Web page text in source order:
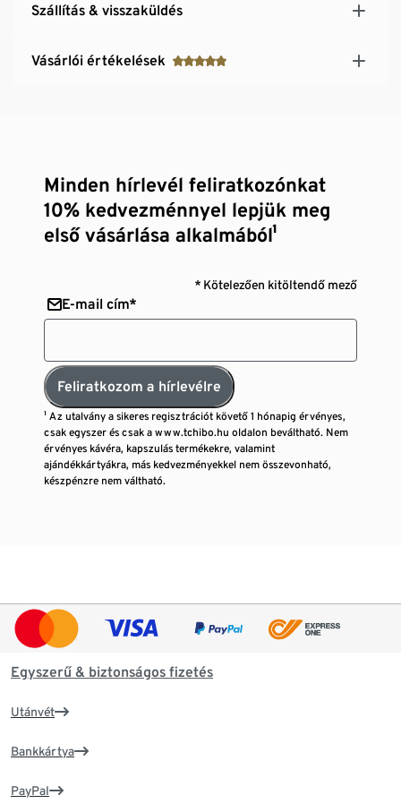
Szállítás & visszaküldés
Vásárlói értékelések
Minden hírlevél feliratkozónkat
10% kedvezménnyel lepjük meg
első vásárlása alkalmából¹
* Kötelezően kitöltendő mező
E-mail cím*
Feliratkozom a hírlevélre
¹ Az utalvány a sikeres regisztrációt követő 1 hónapig érvényes,
csak egyszer és csak a www.tchibo.hu oldalon beváltható. Nem
érvényes kávéra, kapszulás termékekre, valamint
ajándékkártyákra, más kedvezményekkel nem összevonható,
készpénzre nem váltható.
Egyszerű & biztonságos fizetés
Utánvét
Bankkártya
PayPal